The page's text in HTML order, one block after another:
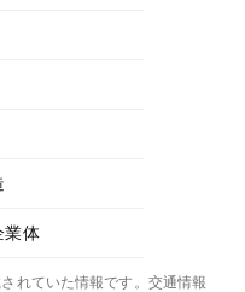
業体
れていた情報です。交通情報